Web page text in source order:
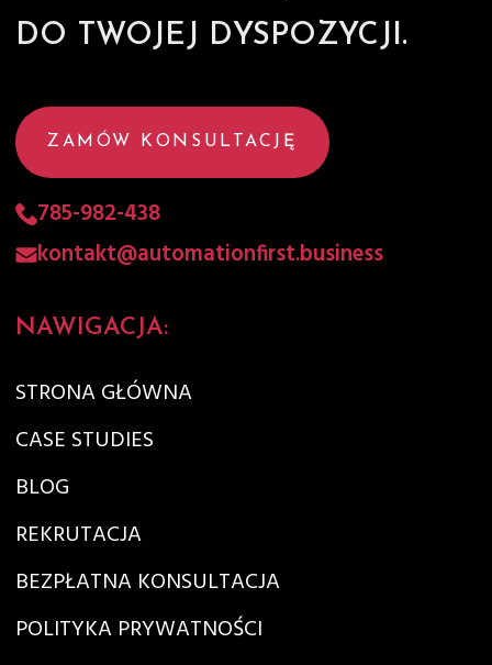
DO TWOJEJ DYSPOZYCJI.
ZAMÓW KONSULTACJĘ
785-982-438
kontakt@automationfirst.business
NAWIGACJA:
STRONA GŁÓWNA
CASE STUDIES
BLOG
REKRUTACJA
BEZPŁATNA KONSULTACJA
POLITYKA PRYWATNOŚCI